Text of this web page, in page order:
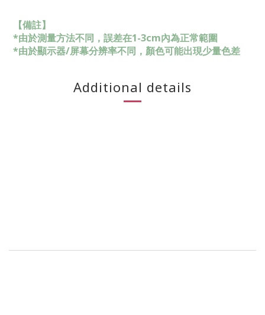
【備註】
*由於測量方法不同，誤差在1-3cm內為正常範圍
*由於顯示器/屏幕分辨率不同，顏色可能出現少量色差
Additional details